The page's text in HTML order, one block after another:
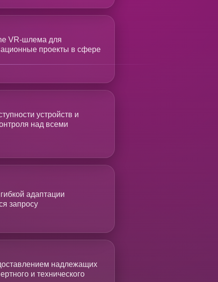
VR-шлема для
проекты в сфере
устройств и
над всеми
адаптации
запросу
надлежащих
и технического